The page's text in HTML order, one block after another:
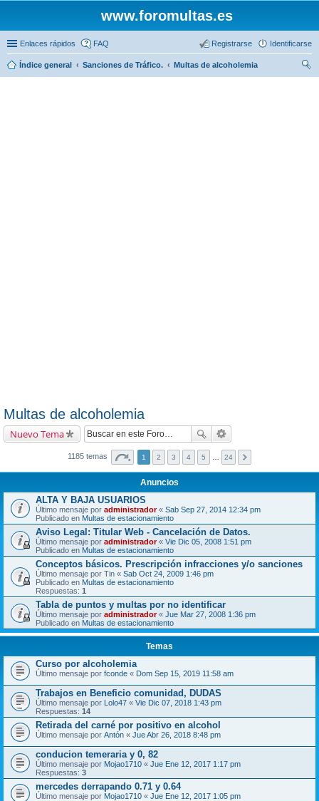
www.foromultas.es
Enlaces rápidos FAQ Identificarse
Registrarse
Índice general Sanciones de Tráfico.
Multas de alcoholemia
Multas de alcoholemia
Nuevo Tema
1185 temas 1 2 3 4 5 24
Anuncios
ALTA Y BAJA USUARIOS
Último mensaje por administrador« Sab Sep 27, 2014 12:34 pm
Publicado en Multas de estacionamiento
Aviso Legal: Titular Web - Cancelación de Datos.
Último mensaje por administrador« Vie Dic 05, 2008 1:51 pm
Publicado en Multas de estacionamiento
Conceptos básicos. Prescripción infracciones y/o sanciones
Último mensaje por Tin « Sab Oct 24, 2009 1:46 pm
Publicado en Multas de estacionamiento
Respuestas: 1
Tabla de puntos y multas por no identificar
Último mensaje por administrador« Jue Mar 27, 2008 1:36 pm
Publicado en Multas de estacionamiento
Temas
Curso por alcoholemia
Último mensaje por fconde « Dom Sep 15, 2019 11:58 am
Trabajos en Beneficio comunidad, DUDAS
Último mensaje por Lolo47 « Vie Dic 07, 2018 1:43 pm
Respuestas: 14
Retirada del carné por positivo en alcohol
Último mensaje por Antón « Jue Abr 26, 2018 8:48 pm
conducion temeraria y 0, 82
Último mensaje por Mojao1710 « Jue Ene 12, 2017 1:17 pm
Respuestas: 3
mercedes derrapando 0.71 y 0.64
Último mensaje por Mojao1710 « Jue Ene 12, 2017 1:05 pm